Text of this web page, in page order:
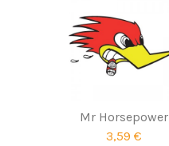
Mr Horsepower
3,59 €